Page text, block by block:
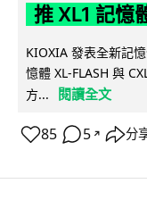
推 XL1 記憶
KIOXIA 發表全新記
憶體 XL-FLASH 與
方...
閱讀全文
85 5 ↗ 分